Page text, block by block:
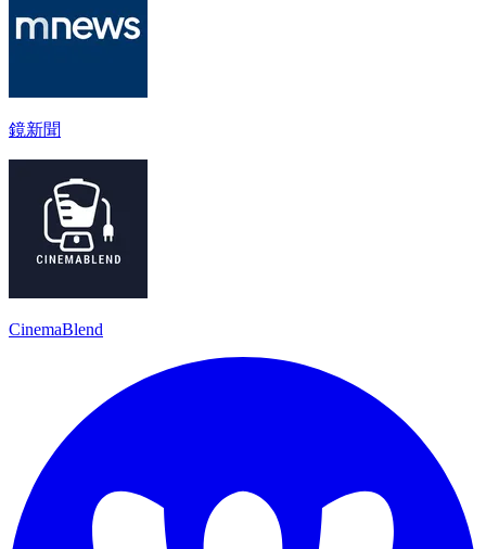
鏡新聞
CinemaBlend